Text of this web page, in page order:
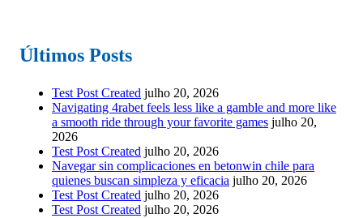
Últimos Posts
Test Post Created julho 20, 2026
Navigating 4rabet feels less like a gamble and more like
a smooth ride through your favorite games julho 20,
2026
Test Post Created julho 20, 2026
Navegar sin complicaciones en betonwin chile para
quienes buscan simpleza y eficacia julho 20, 2026
Test Post Created julho 20, 2026
Test Post Created julho 20, 2026